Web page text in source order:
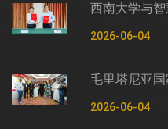
2026-06-04
2026-06-04